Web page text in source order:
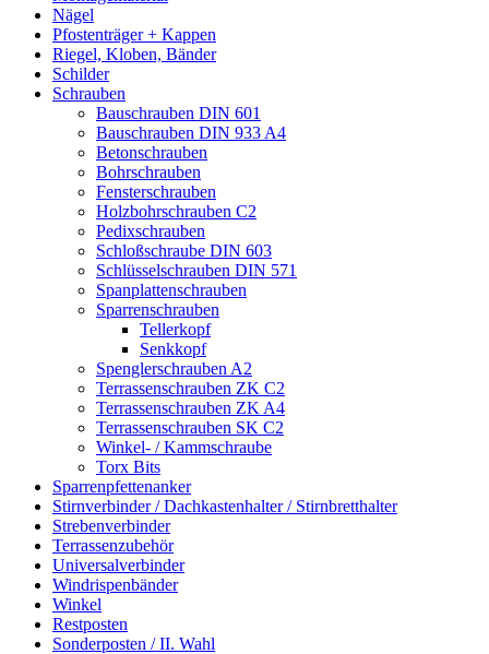
Nägel
Pfostenträger + Kappen
Riegel, Kloben, Bänder
Schilder
Schrauben
Bauschrauben DIN 601
Bauschrauben DIN 933 A4
Betonschrauben
Bohrschrauben
Fensterschrauben
Holzbohrschrauben C2
Pedixschrauben
Schloßschraube DIN 603
Schlüsselschrauben DIN 571
Spanplattenschrauben
Sparrenschrauben
Tellerkopf
Senkkopf
Spenglerschrauben A2
Terrassenschrauben ZK C2
Terrassenschrauben ZK A4
Terrassenschrauben SK C2
Winkel- / Kammschraube
Torx Bits
Sparrenpfettenanker
Stirnverbinder / Dachkastenhalter / Stirnbretthalter
Strebenverbinder
Terrassenzubehör
Universalverbinder
Windrispenbänder
Winkel
Restposten
Sonderposten / II. Wahl